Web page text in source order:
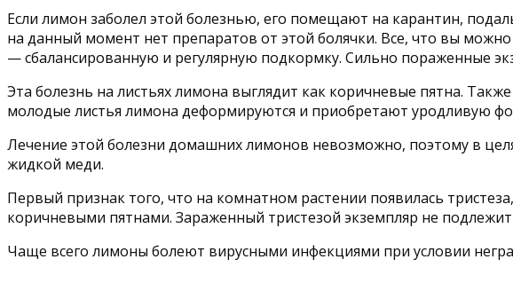
Если лимон заболел этой болезнью, его помещают на карантин,
на данный момент нет препаратов от этой болячки. Все, что вы
— сбалансированную и регулярную подкормку. Сильно пораженные
Эта болезнь на листьях лимона выглядит как коричневые пятна.
молодые листья лимона деформируются и приобретают уродливую
Лечение этой болезни домашних лимонов невозможно, поэтому в
жидкой меди.
Первый признак того, что на комнатном растении появилась
коричневыми пятнами. Зараженный тристезой экземпляр не
Чаще всего лимоны болеют вирусными инфекциями при условии